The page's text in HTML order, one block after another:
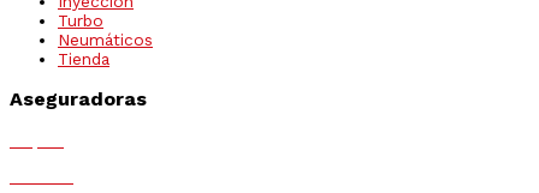
Turbo
Neumáticos
Tienda
Aseguradoras